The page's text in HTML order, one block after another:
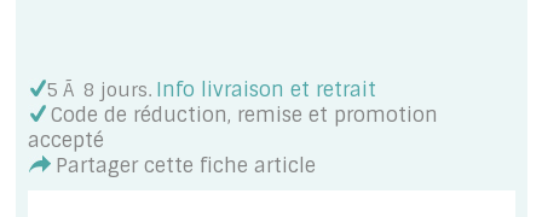
5 Ã 8 jours. Info livraison et retrait
Code de réduction, remise et promotion
accepté
Partager cette fiche article